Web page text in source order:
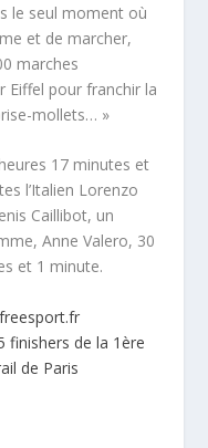
le seul moment où
et de marcher,
marches
Eiffel pour franchir la
mollets… »
17 minutes et
l’Italien Lorenzo
Caillibot, un
Anne Valero, 30
et 1 minute.
finishers de la 1ère
de Paris